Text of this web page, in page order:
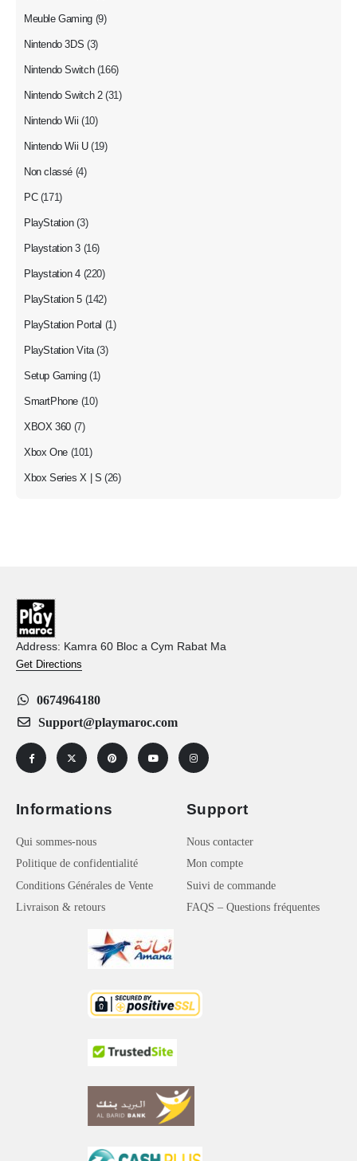
Meuble Gaming (9)
Nintendo 3DS (3)
Nintendo Switch (166)
Nintendo Switch 2 (31)
Nintendo Wii (10)
Nintendo Wii U (19)
Non classé (4)
PC (171)
PlayStation (3)
Playstation 3 (16)
Playstation 4 (220)
PlayStation 5 (142)
PlayStation Portal (1)
PlayStation Vita (3)
Setup Gaming (1)
SmartPhone (10)
XBOX 360 (7)
Xbox One (101)
Xbox Series X | S (26)
Address: Kamra 60 Bloc a Cym Rabat Ma
Get Directions
0674964180
Support@playmaroc.com
Informations
Qui sommes-nous
Politique de confidentialité
Conditions Générales de Vente
Livraison & retours
Support
Nous contacter
Mon compte
Suivi de commande
FAQS – Questions fréquentes